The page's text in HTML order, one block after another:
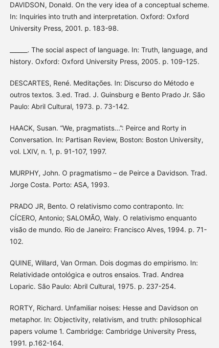
DAVIDSON, Donald. On the very idea of a conceptual scheme.
In: Inquiries into truth and interpretation. Oxford: Oxford
University Press, 2001. p. 183-98.
______. The social aspect of language. In: Truth, language, and
history. Oxford: Oxford University Press, 2005. p. 109-125.
DESCARTES, René. Meditações. In: Discurso do Método e
outros textos. 3.ed. Trad. J. Guinsburg e Bento Prado Jr. São
Paulo: Abril Cultural, 1973. p. 73-142.
HAACK, Susan. “We, pragmatists...”: Peirce and Rorty in
Conversation. In: Partisan Review, Boston: Boston University,
vol. LXIV, n. 1, p. 91-107, 1997.
MURPHY, John. O pragmatismo – de Peirce a Davidson. Trad.
Jorge Costa. Porto: ASA, 1993.
PRADO JR, Bento. O relativismo como contraponto. In:
CÍCERO, Antonio; SALOMÃO, Waly. O relativismo enquanto
visão de mundo. Rio de Janeiro: Francisco Alves, 1994. p. 71-
102.
QUINE, Willard, Van Orman. Dois dogmas do empirismo. In:
Relatividade ontológica e outros ensaios. Trad. Andrea
Loparic. São Paulo: Abril Cultural, 1975. p. 237-254.
RORTY, Richard. Unfamiliar noises: Hesse and Davidson on
metaphor. In: Objectivity, relativism, and truth: philosophical
papers volume 1. Cambridge: Cambridge University Press,
1991. p.162-164.